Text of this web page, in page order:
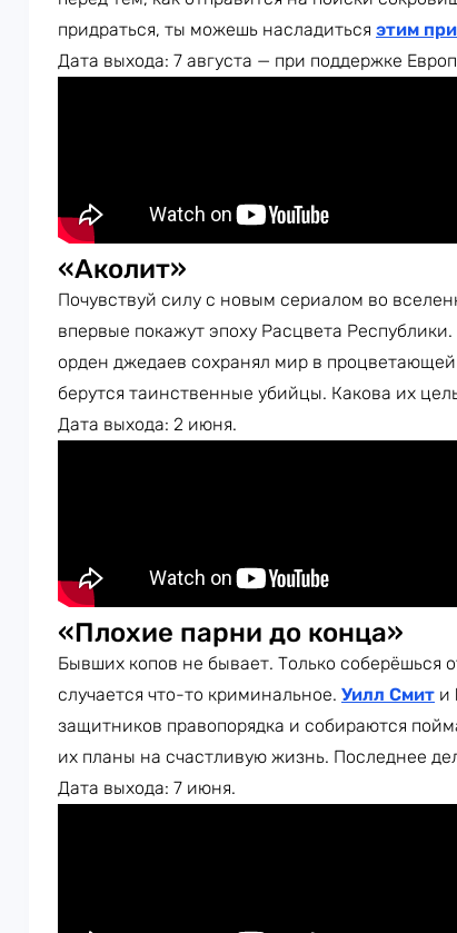
придраться, ты можешь насладиться этим
Дата выхода: 7 августа — при поддержке
«Аколит»
Почувствуй силу с новым сериалом во
впервые покажут эпоху Расцвета
орден джедаев сохранял мир в
берутся таинственные убийцы. Какова их
Дата выхода: 2 июня.
«Плохие парни до конца»
Бывших копов не бывает. Только соберёшься
случается что-то криминальное. Уилл Смит и
защитников правопорядка и собираются
их планы на счастливую жизнь. Последнее
Дата выхода: 7 июня.